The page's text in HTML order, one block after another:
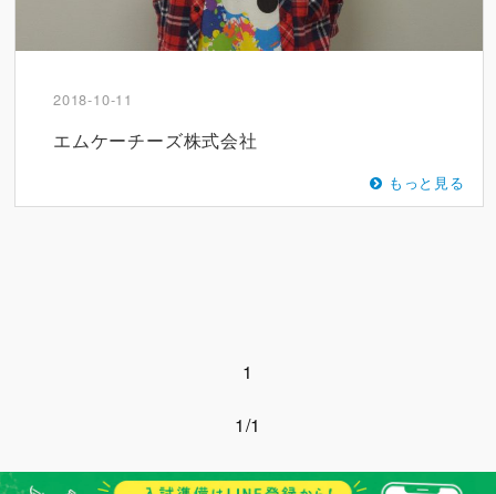
2018-10-11
エムケーチーズ株式会社
もっと見る
1
1/1